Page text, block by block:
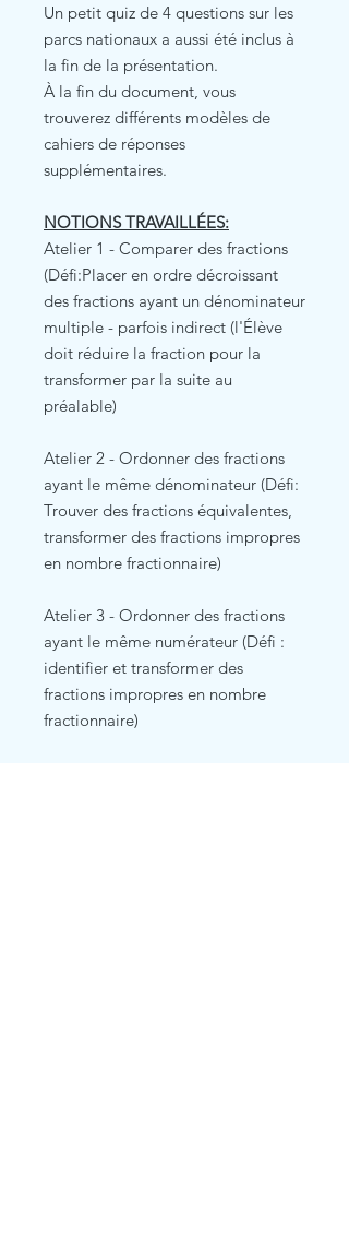
Un petit quiz de 4 questions sur les
parcs nationaux a aussi été inclus à
la fin de la présentation.
À la fin du document, vous
trouverez différents modèles de
cahiers de réponses
supplémentaires.
NOTIONS TRAVAILLÉES:
Atelier 1 - Comparer des fractions
(Défi:Placer en ordre décroissant
des fractions ayant un dénominateur
multiple - parfois indirect (l'Élève
doit réduire la fraction pour la
transformer par la suite au
préalable)
Atelier 2 - Ordonner des fractions
ayant le même dénominateur (Défi:
Trouver des fractions équivalentes,
transformer des fractions impropres
en nombre fractionnaire)
Atelier 3 - Ordonner des fractions
ayant le même numérateur (Défi :
identifier et transformer des
fractions impropres en nombre
fractionnaire)